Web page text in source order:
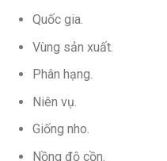
Quốc gia.
Vùng sản xuất.
Phân hạng.
Niên vụ.
Giống nho.
Nồng độ cồn.